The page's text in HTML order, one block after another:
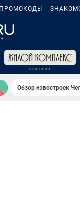
ПРОМОКОДЫ
Обзор новостроек